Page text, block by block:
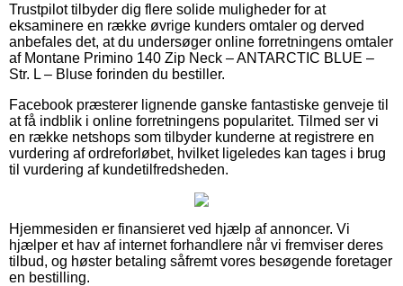
Trustpilot tilbyder dig flere solide muligheder for at
eksaminere en række øvrige kunders omtaler og derved
anbefales det, at du undersøger online forretningens omtaler
af Montane Primino 140 Zip Neck – ANTARCTIC BLUE –
Str. L – Bluse forinden du bestiller.
Facebook præsterer lignende ganske fantastiske genveje til
at få indblik i online forretningens popularitet. Tilmed ser vi
en række netshops som tilbyder kunderne at registrere en
vurdering af ordreforløbet, hvilket ligeledes kan tages i brug
til vurdering af kundetilfredsheden.
Hjemmesiden er finansieret ved hjælp af annoncer. Vi
hjælper et hav af internet forhandlere når vi fremviser deres
tilbud, og høster betaling såfremt vores besøgende foretager
en bestilling.